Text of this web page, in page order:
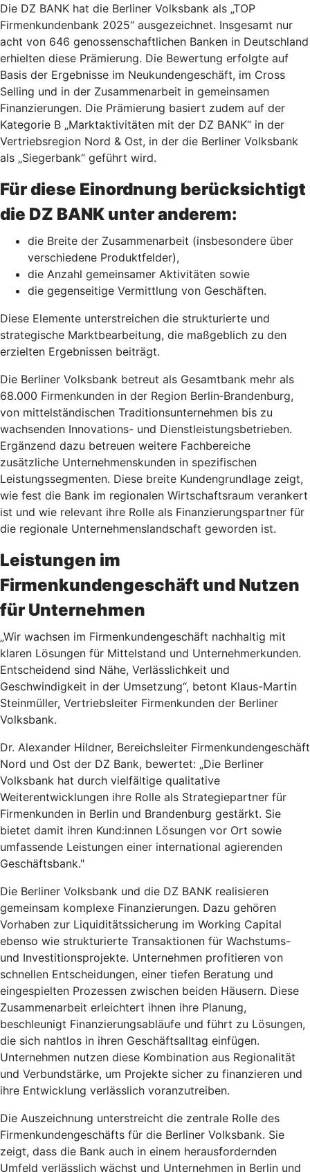
Die DZ BANK hat die Berliner Volksbank als „TOP
Firmenkundenbank 2025“ ausgezeichnet. Insgesamt nur
acht von 646 genossenschaftlichen Banken in Deutschland
erhielten diese Prämierung. Die Bewertung erfolgte auf
Basis der Ergebnisse im Neukundengeschäft, im Cross
Selling und in der Zusammenarbeit in gemeinsamen
Finanzierungen. Die Prämierung basiert zudem auf der
Kategorie B „Marktaktivitäten mit der DZ BANK“ in der
Vertriebsregion Nord & Ost, in der die Berliner Volksbank
als „Siegerbank“ geführt wird.
Für diese Einordnung berücksichtigt
die DZ BANK unter anderem:
die Breite der Zusammenarbeit (insbesondere über
verschiedene Produktfelder),
die Anzahl gemeinsamer Aktivitäten sowie
die gegenseitige Vermittlung von Geschäften.
Diese Elemente unterstreichen die strukturierte und
strategische Marktbearbeitung, die maßgeblich zu den
erzielten Ergebnissen beiträgt.
Die Berliner Volksbank betreut als Gesamtbank mehr als
68.000 Firmenkunden in der Region Berlin‑Brandenburg,
von mittelständischen Traditionsunternehmen bis zu
wachsenden Innovations- und Dienstleistungsbetrieben.
Ergänzend dazu betreuen weitere Fachbereiche
zusätzliche Unternehmenskunden in spezifischen
Leistungssegmenten. Diese breite Kundengrundlage zeigt,
wie fest die Bank im regionalen Wirtschaftsraum verankert
ist und wie relevant ihre Rolle als Finanzierungspartner für
die regionale Unternehmenslandschaft geworden ist.
Leistungen im
Firmenkundengeschäft und Nutzen
für Unternehmen
„Wir wachsen im Firmenkundengeschäft nachhaltig mit
klaren Lösungen für Mittelstand und Unternehmerkunden.
Entscheidend sind Nähe, Verlässlichkeit und
Geschwindigkeit in der Umsetzung“, betont Klaus-Martin
Steinmüller, Vertriebsleiter Firmenkunden der Berliner
Volksbank.
Dr. Alexander Hildner, Bereichsleiter Firmenkundengeschäft
Nord und Ost der DZ Bank, bewertet: „Die Berliner
Volksbank hat durch vielfältige qualitative
Weiterentwicklungen ihre Rolle als Strategiepartner für
Firmenkunden in Berlin und Brandenburg gestärkt. Sie
bietet damit ihren Kund:innen Lösungen vor Ort sowie
umfassende Leistungen einer international agierenden
Geschäftsbank."
Die Berliner Volksbank und die DZ BANK realisieren
gemeinsam komplexe Finanzierungen. Dazu gehören
Vorhaben zur Liquiditätssicherung im Working Capital
ebenso wie strukturierte Transaktionen für Wachstums-
und Investitionsprojekte. Unternehmen profitieren von
schnellen Entscheidungen, einer tiefen Beratung und
eingespielten Prozessen zwischen beiden Häusern. Diese
Zusammenarbeit erleichtert ihnen ihre Planung,
beschleunigt Finanzierungsabläufe und führt zu Lösungen,
die sich nahtlos in ihren Geschäftsalltag einfügen.
Unternehmen nutzen diese Kombination aus Regionalität
und Verbundstärke, um Projekte sicher zu finanzieren und
ihre Entwicklung verlässlich voranzutreiben.
Die Auszeichnung unterstreicht die zentrale Rolle des
Firmenkundengeschäfts für die Berliner Volksbank. Sie
zeigt, dass die Bank auch in einem herausfordernden
Umfeld verlässlich wächst und Unternehmen in Berlin und